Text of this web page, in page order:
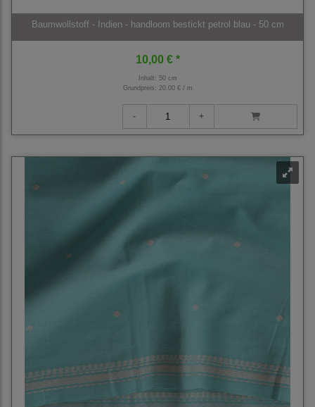
Baumwollstoff - Indien - handloom bestickt petrol blau - 50 cm
10,00 € *
Inhalt: 50 cm
Grundpreis: 20,00 € / m